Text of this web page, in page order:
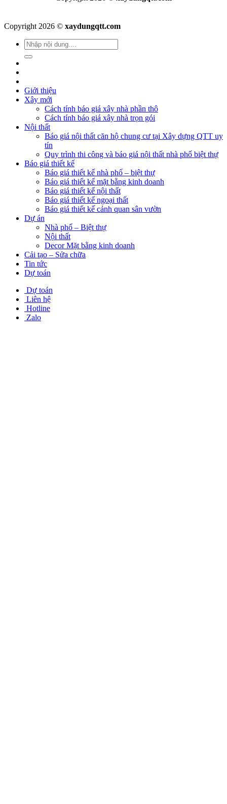
Copyright 2026 © xaydungqtt.com
Giới thiệu
Xây mới
Cách tính báo giá xây nhà phần thô
Cách tính báo giá xây nhà trọn gói
Nội thất
Báo giá nội thất căn hộ chung cư tại Xây dựng QTT uy
tín
Quy trình thi công và báo giá nội thất nhà phố biệt thự
Báo giá thiết kế
Báo giá thiết kế nhà phố – biệt thự
Báo giá thiết kế mặt bằng kinh doanh
Báo giá thiết kế nội thất
Báo giá thiết kế ngoại thất
Báo giá thiết kế cảnh quan sân vườn
Dự án
Nhà phố – Biệt thự
Nội thất
Decor Mặt bằng kinh doanh
Cải tạo – Sửa chữa
Tin tức
Dự toán
Dự toán
Liên hệ
Hotline
Zalo